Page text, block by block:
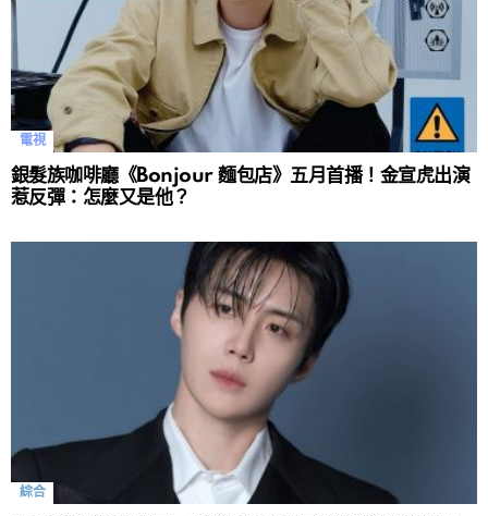
電視
銀髮族咖啡廳《Bonjour 麵包店》五月首播！金宣虎出演
惹反彈：怎麼又是他？
綜合